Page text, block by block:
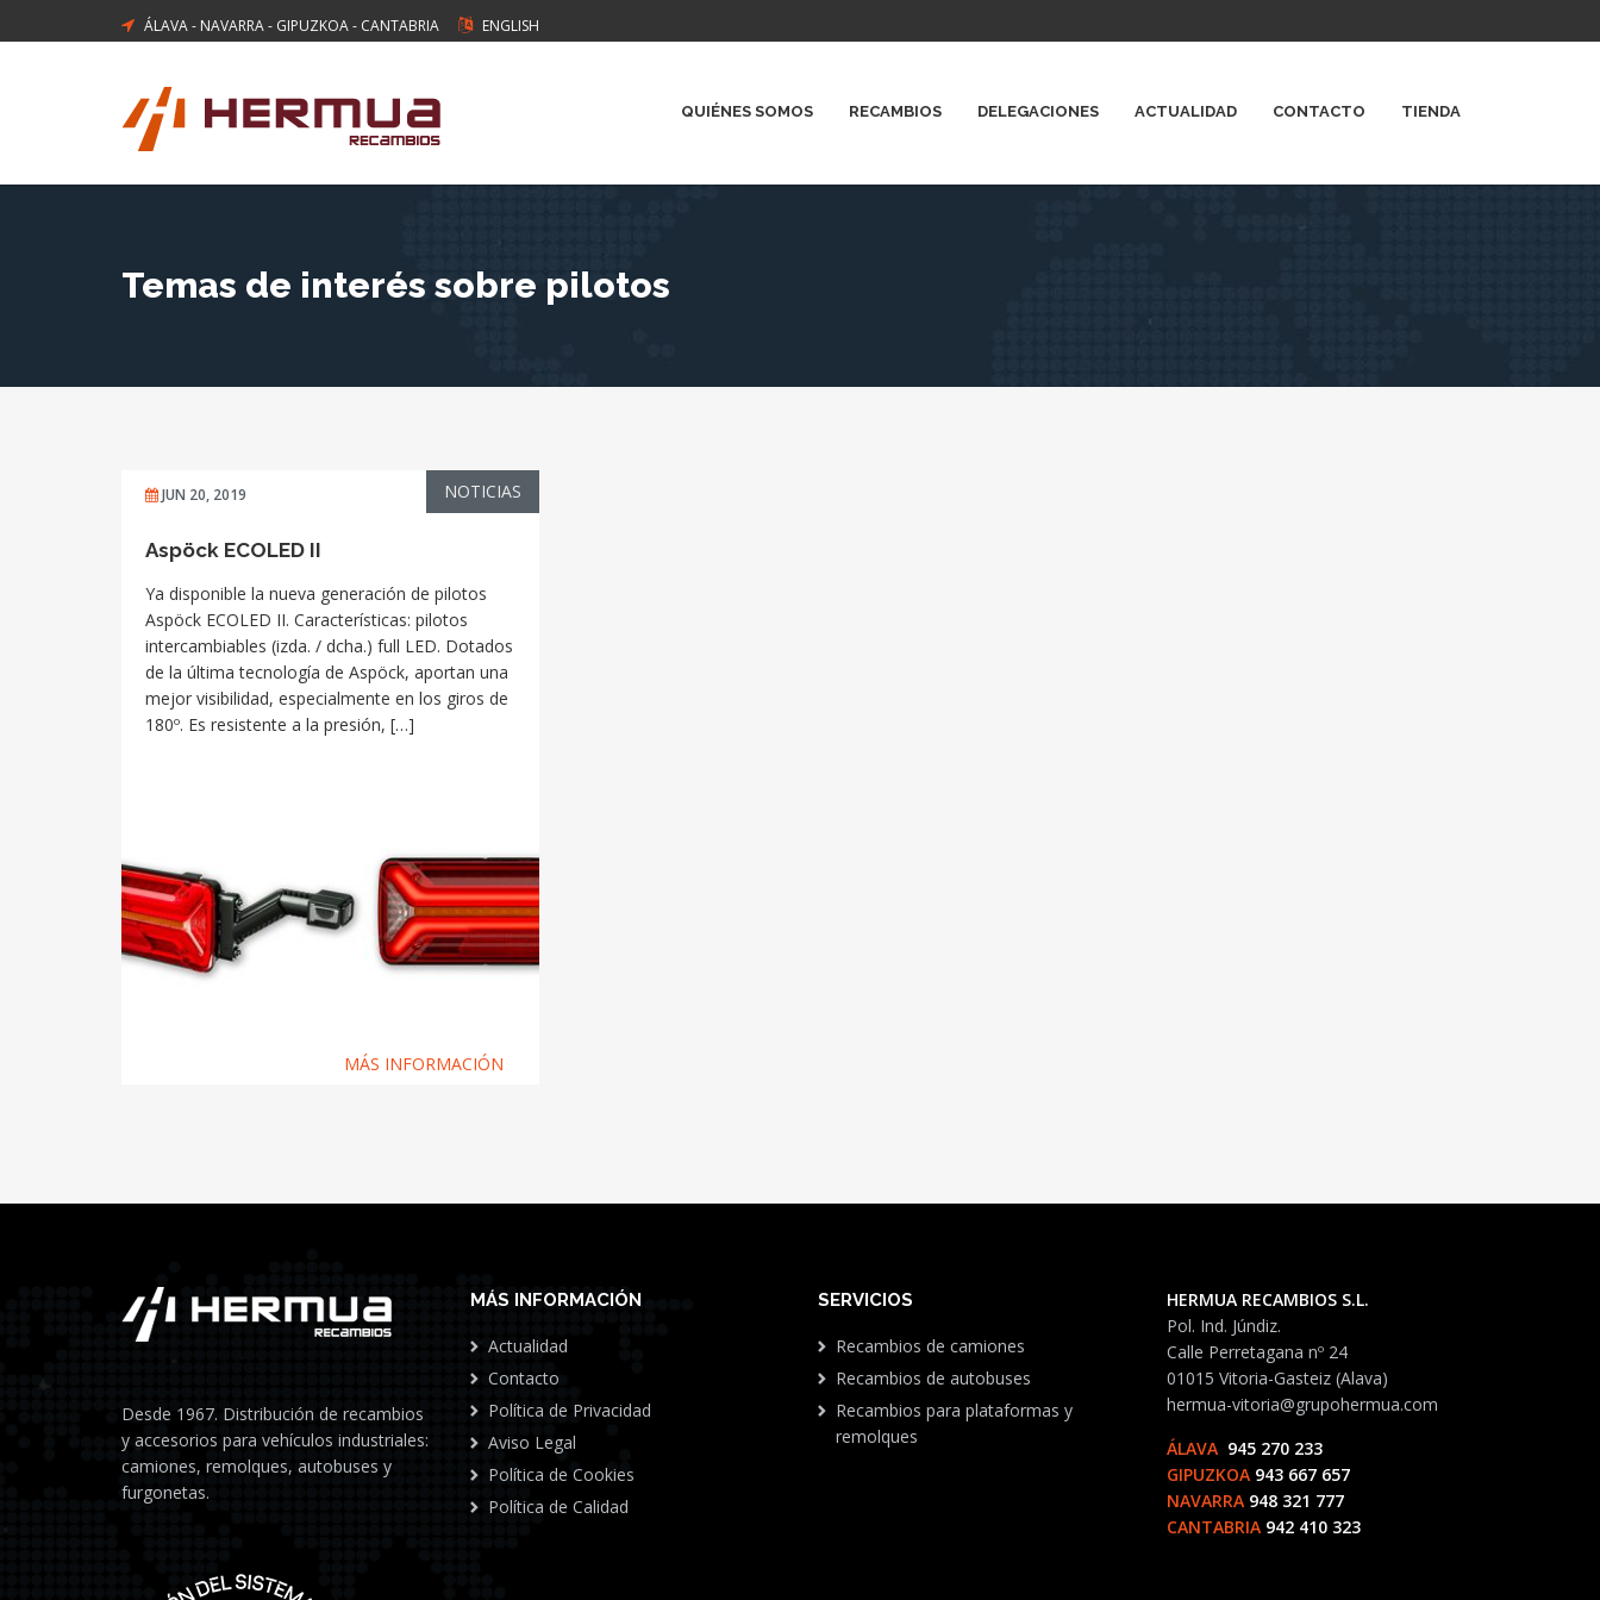
ÁLAVA- NAVARRA- GIPUZKOA- CANTABRIA ENGLISH
QUIÉNES SOMOS RECAMBIOS DELEGACIONES ACTUALIDAD CONTACTO TIENDA
Temas de interés sobre pilotos
JUN 20, 2019 NOTICIAS
Aspöck ECOLED II
Ya disponible la nueva generación de pilotos
Aspöck ECOLED II. Características: pilotos
intercambiables (izda. / dcha.) full LED. Dotados
de la última tecnología de Aspöck, aportan una
mejor visibilidad, especialmente en los giros de
180º. Es resistente a la presión, […]
MÁS INFORMACIÓN
Desde 1967. Distribución de recambios
y accesorios para vehículos industriales:
camiones, remolques, autobuses y
furgonetas.
MÁS INFORMACIÓN
Actualidad
Contacto
Política de Privacidad
Aviso Legal
Política de Cookies
Política de Calidad
SERVICIOS
Recambios de camiones
Recambios de autobuses
Recambios para plataformas y
remolques
HERMUA RECAMBIOS S.L.
Pol. Ind. Júndiz.
Calle Perretagana nº 24
01015 Vitoria-Gasteiz (Alava)
hermua-vitoria@grupohermua.com
ÁLAVA 945 270 233
GIPUZKOA 943 667 657
NAVARRA 948 321 777
CANTABRIA 942 410 323